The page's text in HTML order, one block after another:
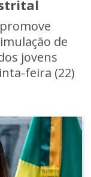
de
jovens
feira (22)